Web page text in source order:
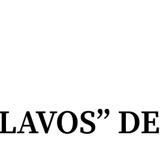
DE